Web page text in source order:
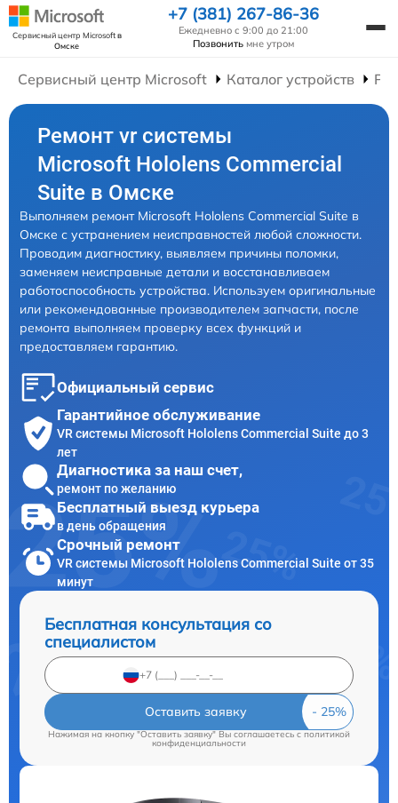
Сервисный центр Microsoftв
Омске
+7 (381) 267-86-36
Ежедневно с 9:00 до 21:00
Позвонить мне утром
Сервисный центр Microsoft Каталог устройств
Ремонт vr системы
Microsoft Hololens Commercial
Suite в Омске
Выполняем ремонт Microsoft Hololens Commercial Suite в
Омске с устранением неисправностей любой сложности.
Проводим диагностику, выявляем причины поломки,
заменяем неисправные детали и восстанавливаем
работоспособность устройства. Используем оригинальные
или рекомендованные производителем запчасти, после
ремонта выполняем проверку всех функций и
предоставляем гарантию.
Официальный сервис
Гарантийное обслуживание
VR системы Microsoft Hololens Commercial Suite до 3
лет
Диагностика за наш счет,
ремонт по желанию
Бесплатный выезд курьера
в день обращения
Срочный ремонт
VR системы Microsoft Hololens Commercial Suite от 35
минут
Бесплатная консультация со
специалистом
Оставить заявку
Нажимая на кнопку "Оставить заявку" Вы соглашаетесь cполитикой
конфиденциальности